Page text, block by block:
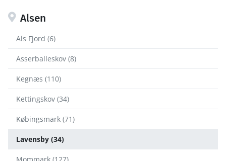
Alsen
Als Fjord (6)
Asserballeskov (8)
Kegnæs (110)
Kettingskov (34)
Købingsmark (71)
Lavensby (34)